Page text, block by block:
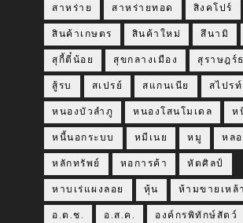
สาหร่าย สาหร่ายทอด สิงคโปร์
สินค้าเกษตร สินค้าใหม่ สึนามิ
สุกี้ตี๋น้อย สุขกลางเมือง สุราษฎร์
สู้รบ สเปรย์ สแกนเนีย สไปรท์
หนองบัวลำภู หนองโสนโมเดล ห
หนี้นอกระบบ หมีเนย หมู หล
หลักทรัพย์ หอการค้า หัตศิลป์
หาบเร่แผงลอย หุ้น ห้ามขายเหล้า
อ.ต.ช. อ.ส.ค. องค์กรพิทักษ์สัตว์